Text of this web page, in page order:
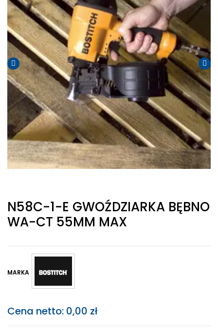
N58C-1-E GWOŹDZIARKA BĘBNO
WA-CT 55MM MAX
MARKA
Cena netto: 0,00 zł